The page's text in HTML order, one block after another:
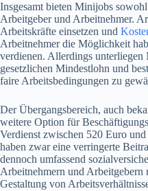
Insgesamt bieten Minijobs
Arbeitgeber und Arbeitnehmer.
Arbeitskräfte einsetzen und
Arbeitnehmer die Möglichkeit
verdienen. Allerdings unterliegen
gesetzlichen Mindestlohn und
faire Arbeitsbedingungen zu
Der Übergangsbereich, auch
weitere Option für
Verdienst zwischen 520 Euro
haben zwar eine verringerte
dennoch umfassend
Arbeitnehmern und Arbeitgebern
Gestaltung von